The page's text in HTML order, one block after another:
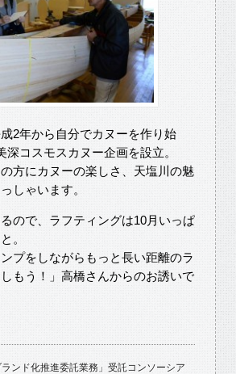
2年から自分でカヌーを作り始
深コスモスカヌー企画を設立。
方にカヌーの楽しさ、天塩川の魅
しゃいます。
ので、ラフティングは10月いっぱ
。
ンプをしながらもっと長い距離のラ
もう！」高橋さんからのお誘いで
ランド化推進委託業務」受託コンソーシア